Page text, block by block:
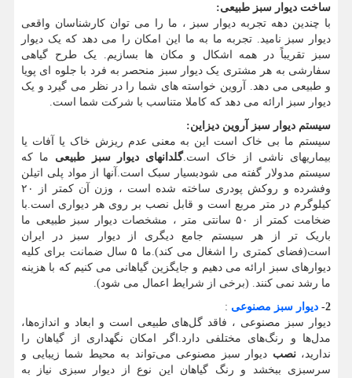
ساخت دیوار سبز طبیعی:
با چندین دهه تجربه دیوار سبز ، ما را می توان کارشناسان واقعی
دیوار سبز نامید. تجربه ما به ما این امکان را می دهد که یک دیوار
سبز تقریباً در همه اشکال و مکان ها بسازیم. یک طرح گیاهی
سفارشی به هر مشتری یک دیوار سبز منحصر به فرد با جلوه ای پویا
و طبیعی می دهد. آروین خواسته های شما را در نظر می گیرد و یک
دیوار سبز ارائه می دهد که کاملا متناسب با شرکت شما است.
سیستم دیوار سبز آروین دیزاین:
سیستم ما بی خاک است این به معنی عدم ریزش خاک یا آفات یا
بیماریهای ناشی از خاک است.گلدانهای دیوار سبز طبیعی ما که
سیستم مدولار گفته می شودبسیار سبک است.آنها از مواد پلی اتیلن
وفشرده و روکش پودری ساخته شده است ، وزن آن کمتر از ۲۰
کیلوگرم در متر مربع است و قابل نصب بر روی هر دیواری است.با
ضخامت کمتر از ۵۰ سانتی متر ، مشخصات دیوار سبز طبیعی ما
باریک تر از هر سیستم جامع دیگری از دیوار سبز در ایران
است(فضای کمتری را اشغال می کند).ما ۵ سال ضمانت برای کلیه
دیوارهای سبز ارائه می دهیم و جایگزین گیاهانی می کنیم که با هزینه
ما رشد نمی کنند. (برخی از شرایط اعمال می شود).
2- دیوار سبز مصنوعی :
دیوار سبز مصنوعی ، فاقد گل‌های طبیعی است و ابعاد و اندازه‌ها،
مدل‌ها و رنگ‌های مختلفی دارد.اگر امکان نگهداری از گیاهان را
ندارید،نصب دیوار سبز مصنوعی می‌تواند به محیط شما زیبایی و
سرسبزی ببخشد و رنگ گیاهان این نوع از دیوار سبزی نیاز به